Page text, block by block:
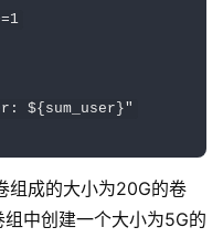
1
${sum_user}"
组成的大小为20G的卷
中创建一个大小为5G的